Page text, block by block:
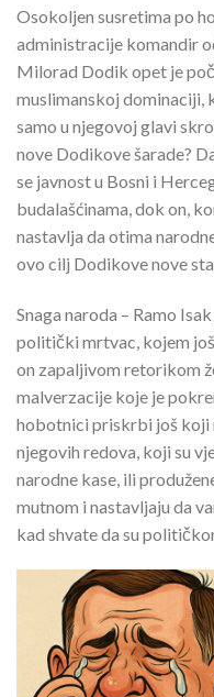
Osokoljen susretima po
administracije komandir
Milorad Dodik opet je
muslimanskoj dominaciji,
samo u njegovoj glavi
nove Dodikove šarade?
se javnost u Bosni i
budalašćinama, dok on,
nastavlja da otima
ovo cilj Dodikove nove
Snaga naroda – Ramo
politički mrtvac, kojem
on zapaljivom retorikom
malverzacije koje je
hobotnici priskrbi još koji
njegovih redova, koji su
narodne kase, ili
mutnom i nastavljaju da
kad shvate da su